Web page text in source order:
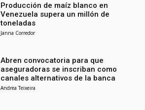
Producción de maíz blanco en
Venezuela supera un millón de
toneladas
Janna Corredor
Abren convocatoria para que
aseguradoras se inscriban como
canales alternativos de la banca
Andrea Teixeira